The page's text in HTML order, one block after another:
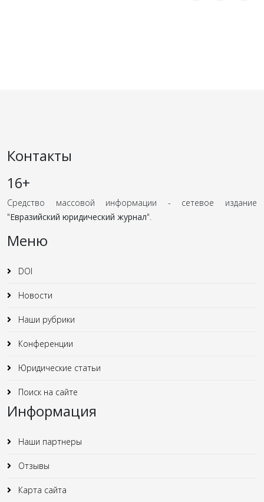
Контакты
16+
Средство массовой информации - сетевое издание
"Евразийский юридический журнал".
Меню
DOI
Новости
Наши рубрики
Конференции
Юридические статьи
Поиск на сайте
Информация
Наши партнеры
Отзывы
Карта сайта